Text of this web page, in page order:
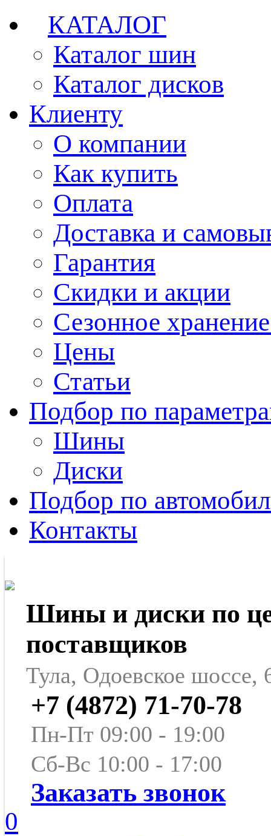
КАТАЛОГ
Каталог шин
Каталог дисков
Клиенту
О компании
Как купить
Оплата
Доставка и
Гарантия
Скидки и акции
Сезонное
Цены
Статьи
Подбор по
Шины
Диски
Подбор по
Контакты
Шины и диски по
поставщиков
Тула, Одоевское шоссе,
+7 (4872) 71-70-78
Пн-Пт 09:00 - 19:00
Сб-Вс 10:00 - 17:00
Заказать звонок
0